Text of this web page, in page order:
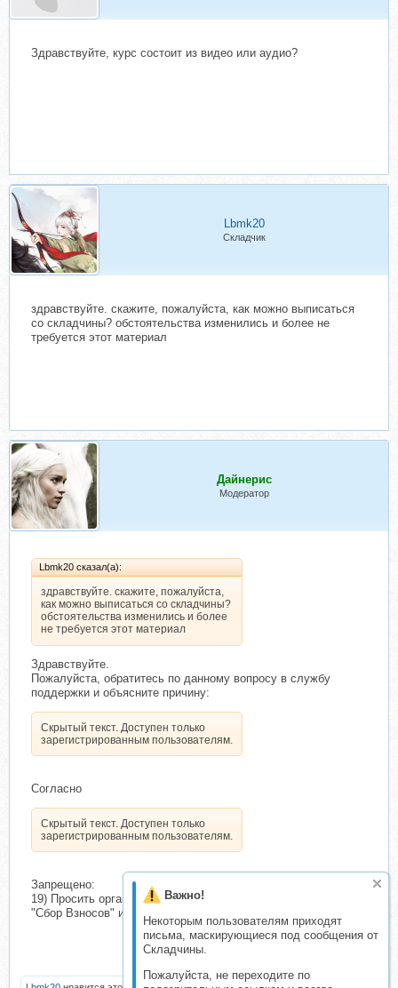
Важно!
Некоторым пользователям приходят
письма, маскирующиеся под сообщения от
Складчины.
Пожалуйста, не переходите по
Здравствуйте, курс состоит из видео или аудио?
Lbmk20
Складчик
здравствуйте. скажите, пожалуйста, как можно выписаться
со складчины? обстоятельства изменились и более не
требуется этот материал
Дайнерис
Модератор
Lbmk20 сказал(а):
здравствуйте. скажите, пожалуйста,
как можно выписаться со складчины?
обстоятельства изменились и более
не требуется этот материал
Здравствуйте.
Пожалуйста, обратитесь по данному вопросу в службу
поддержки и объясните причину:
Скрытый текст. Доступен только
зарегистрированным пользователям.
Согласно
Скрытый текст. Доступен только
зарегистрированным пользователям.
Запрещено:
19) Просить организатора выписать из складчины на этапах
"Сбор Взносов" и "Доступно".